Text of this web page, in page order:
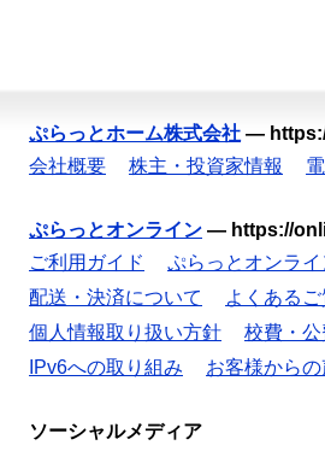
ぷらっとホーム株式会社 —
会社概要
株主・投資家情報
ぷらっとオンライン — https://
ご利用ガイド
ぷらっとオンラ
配送・決済について
よくあるご
個人情報取り扱い方針
校費・
IPv6への取り組み
お客様からの
ソーシャルメディア